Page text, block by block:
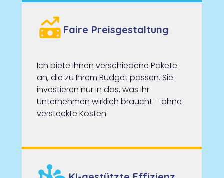
Faire Preisgestaltung
Ich biete Ihnen verschiedene Pakete
an, die zu Ihrem Budget passen. Sie
investieren nur in das, was Ihr
Unternehmen wirklich braucht – ohne
versteckte Kosten.